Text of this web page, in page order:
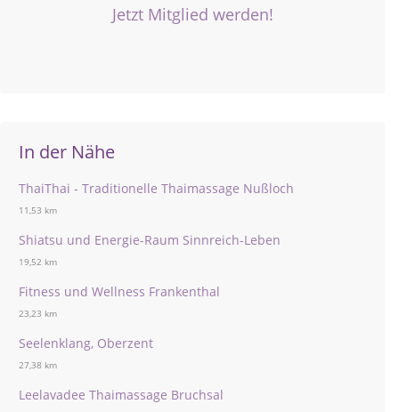
Jetzt Mitglied werden!
In der Nähe
ThaiThai - Traditionelle Thaimassage Nußloch
11,53 km
Shiatsu und Energie-Raum Sinnreich-Leben
19,52 km
Fitness und Wellness Frankenthal
23,23 km
Seelenklang, Oberzent
27,38 km
Leelavadee Thaimassage Bruchsal